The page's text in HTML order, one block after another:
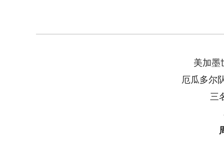
美加墨世
厄瓜多尔队
三名